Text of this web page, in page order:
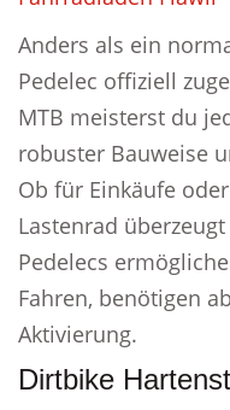
Anders als ein
Pedelec offiziell
MTB meisterst du
robuster Bauweise
Ob für Einkäufe
Lastenrad
Pedelecs
Fahren, benötigen
Aktivierung.
Dirtbike